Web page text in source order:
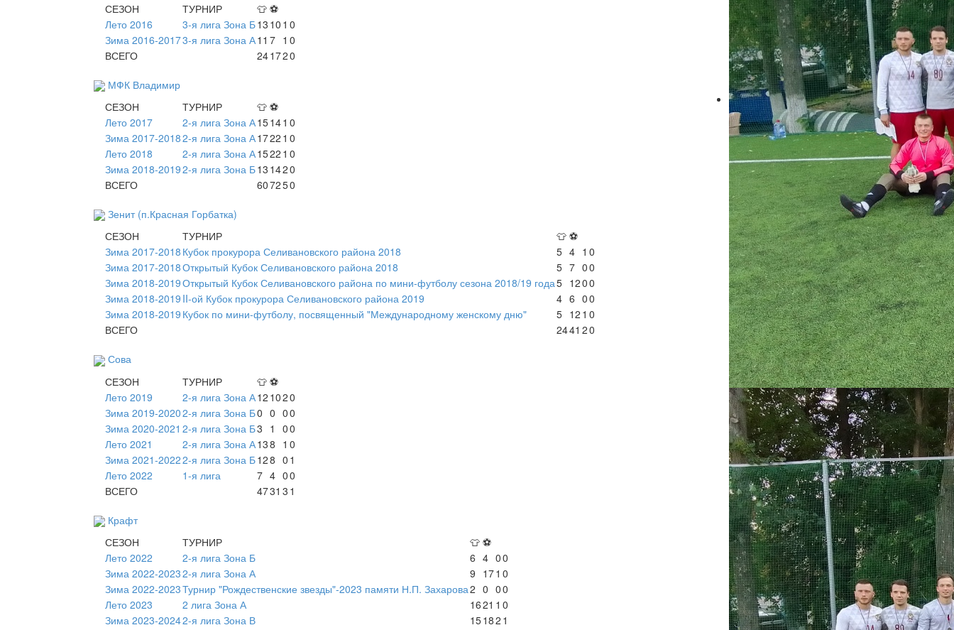
СЕЗОН
ТУРНИР 👕 ⚽
Лето 2016
3-я лига Зона Б13 10 1 0
Зима 2016-20173-я лига Зона А11 7 1 0
ВСЕГО
241720
МФК Владимир
СЕЗОН
ТУРНИР 👕 ⚽
Лето 2017
2-я лига Зона А15141 0
Зима 2017-20182-я лига Зона А1722 1 0
Лето 2018
2-я лига Зона А1522 1 0
Зима 2018-20192-я лига Зона Б13 1420
ВСЕГО
607250
Зенит (п.Красная Горбатка)
СЕЗОН
ТУРНИР 👕 ⚽
Зима 2017-2018 Кубок прокурора Селивановского района 2018 5 4 1 0
Зима 2017-2018Открытый Кубок Селивановского района 2018 5 7 00
Зима 2018-2019Открытый Кубок Селивановского района по мини-футболу сезона 2018/19 года5 1200
Зима 2018-2019 II-ой Кубок прокурора Селивановского района 2019 4 6 00
Зима 2018-2019 Кубок по мини-футболу, посвященный "Международному женскому дню" 5 12 1 0
ВСЕГО
2441 20
Сова
СЕЗОН
ТУРНИР 👕 ⚽
Лето 2019
2-я лига Зона А12 1020
Зима 2019-20202-я лига Зона Б0 0 00
Зима 2020-2021 2-я лига Зона Б3 1 00
Лето 2021
2-я лига Зона А138 1 0
Зима 2021-20222-я лига Зона Б128 0 1
Лето 2022
1-я лига 7 4 00
ВСЕГО
4731 3 1
Крафт
СЕЗОН
ТУРНИР 👕 ⚽
Лето 2022
2-я лига Зона Б 6 4 00
Зима 2022-20232-я лига Зона А 9 171 0
Зима 2022-2023Турнир "Рождественские звезды"-2023 памяти Н.П. Захарова2 0 00
Лето 2023
2 лига Зона А 1621 1 0
Зима 2023-20242-я лига Зона В 15182 1